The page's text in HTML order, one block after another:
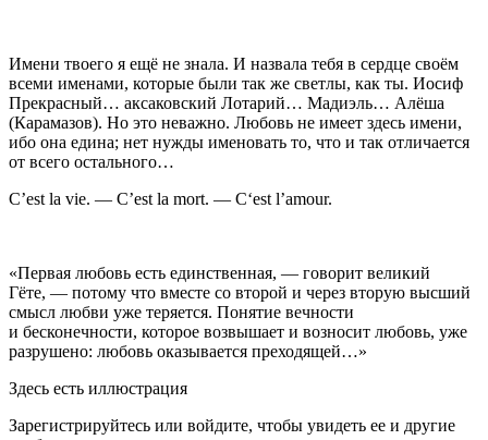
Имени твоего я ещё не знала. И назвала тебя в сердце своём
всеми именами, которые были так же светлы, как ты. Иосиф
Прекрасный… аксаковский Лотарий… Мадиэль… Алёша
(Карамазов). Но это неважно. Любовь не имеет здесь имени,
ибо она едина; нет нужды именовать то, что и так отличается
от всего остального…
C’est la vie. — C’est la mort. — C‘est l’amour.
«Первая любовь есть единственная, — говорит великий
Гёте, — потому что вместе со второй и через вторую высший
смысл любви уже теряется. Понятие вечности
и бесконечности, которое возвышает и возносит любовь, уже
разрушено: любовь оказывается преходящей…»
Здесь есть иллюстрация
Зарегистрируйтесь или войдите, чтобы увидеть ее и другие